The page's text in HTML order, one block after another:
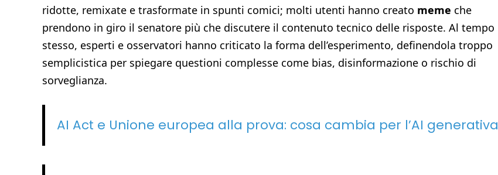
ridotte, remixate e trasformate in spunti comici; molti utenti hanno creato meme che
prendono in giro il senatore più che discutere il contenuto tecnico delle risposte. Al tempo
stesso, esperti e osservatori hanno criticato la forma dell’esperimento, definendola troppo
semplicistica per spiegare questioni complesse come bias, disinformazione o rischio di
sorveglianza.
AI Act e Unione europea alla prova: cosa cambia per l’AI generativa